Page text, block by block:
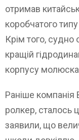
отримав
коробчатого
Крім того,
кращій
корпусу
Раніше компанія
ролкер, сталось
заявили, що